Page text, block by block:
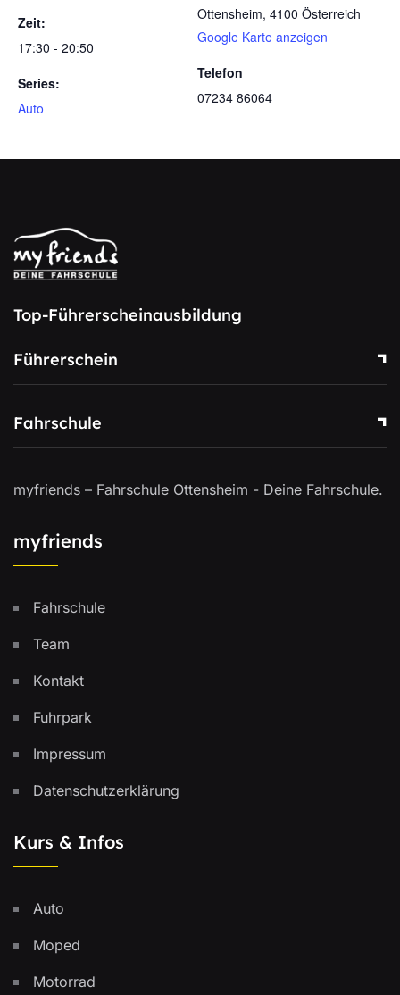
Zeit:
17:30 - 20:50
Series:
Auto
Ottensheim, 4100 Österreich
Google Karte anzeigen
Telefon
07234 86064
Top-Führerscheinausbildung
Führerschein
Fahrschule
myfriends – Fahrschule Ottensheim - Deine Fahrschule.
myfriends
Fahrschule
Team
Kontakt
Fuhrpark
Impressum
Datenschutzerklärung
Kurs & Infos
Auto
Moped
Motorrad